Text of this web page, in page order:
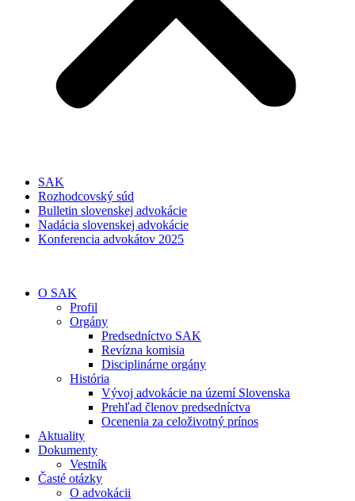
SAK
Rozhodcovský súd
Bulletin slovenskej advokácie
Nadácia slovenskej advokácie
Konferencia advokátov 2025
O SAK
Profil
Orgány
Predsedníctvo SAK
Revízna komisia
Disciplinárne orgány
História
Vývoj advokácie na území Slovenska
Prehľad členov predsedníctva
Ocenenia za celoživotný prínos
Aktuality
Dokumenty
Vestník
Časté otázky
O advokácii